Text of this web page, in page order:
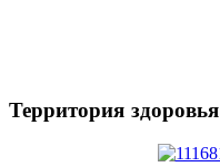
Территория здоровья